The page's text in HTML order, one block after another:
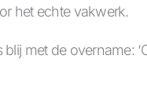
het echte vakwerk.
met de overname: